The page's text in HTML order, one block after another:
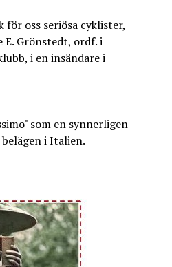
oss seriösa cyklister,
E. Grönstedt, ordf. i
i en insändare i
som en synnerligen
i Italien.